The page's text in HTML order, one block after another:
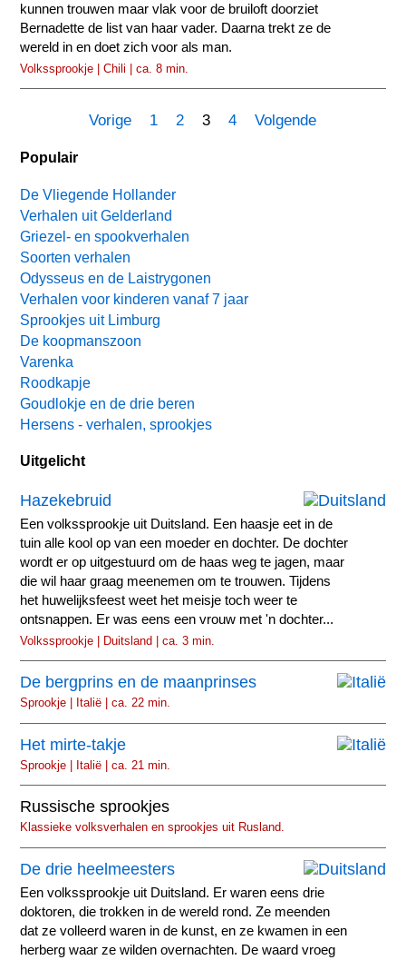
kunnen trouwen maar vlak voor de bruiloft doorziet
Bernadette de list van haar vader. Daarna trekt ze de
wereld in en doet zich voor als man.
Volkssprookje | Chili | ca. 8 min.
Vorige 1 2 34 Volgende
Populair
De Vliegende Hollander
Verhalen uit Gelderland
Griezel- en spookverhalen
Soorten verhalen
Odysseus en de Laistrygonen
Verhalen voor kinderen vanaf 7 jaar
Sprookjes uit Limburg
De koopmanszoon
Varenka
Roodkapje
Goudlokje en de drie beren
Hersens - verhalen, sprookjes
Uitgelicht
Hazekebruid
Een volkssprookje uit Duitsland. Een haasje eet in de
tuin alle kool op van een moeder en dochter. De dochter
wordt er op uitgestuurd om de haas weg te jagen, maar
die wil haar graag meenemen om te trouwen. Tijdens
het huwelijksfeest weet het meisje toch weer te
ontsnappen. Er was eens een vrouw met 'n dochter...
Volkssprookje | Duitsland | ca. 3 min.
De bergprins en de maanprinses
Sprookje | Italië | ca. 22 min.
Het mirte-takje
Sprookje | Italië | ca. 21 min.
Russische sprookjes
Klassieke volksverhalen en sprookjes uit Rusland.
De drie heelmeesters
Een volkssprookje uit Duitsland. Er waren eens drie
doktoren, die trokken in de wereld rond. Ze meenden
dat ze volleerd waren in de kunst, en ze kwamen in een
herberg waar ze wilden overnachten. De waard vroeg